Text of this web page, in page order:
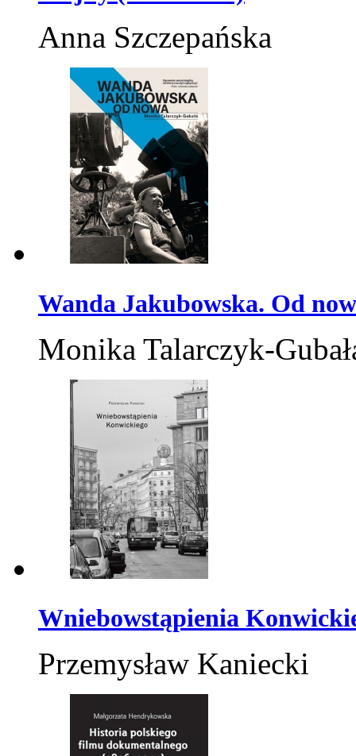
Anna Szczepańska
Wanda Jakubowska. Od
Monika Talarczyk-
Wniebowstąpienia
Przemysław Kaniecki